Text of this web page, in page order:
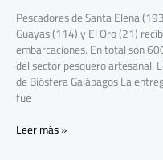
Pescadores de Santa Elena
Guayas (114) y El Oro (21)
embarcaciones. En total son
del sector pesquero artesanal.
de Biósfera Galápagos La
fue
Leer más »